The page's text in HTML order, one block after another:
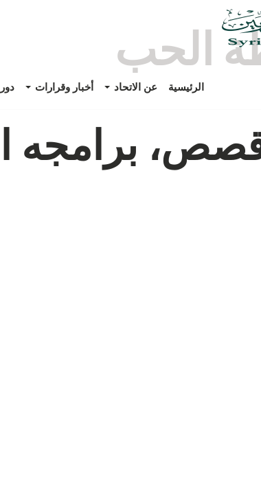
الرئيسية عن الاتحاد أخبار وقرارات
الحب
برامجه